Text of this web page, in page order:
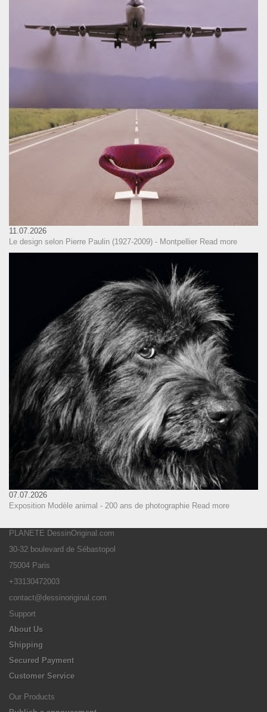
11.07.2026
Le design selon Pierre Paulin (1927-2009) - Montpellier Read more
07.07.2026
Exposition Modèle animal - 200 ans de photographie Read more
PLANETE DessinOriginal.com
30-32 boulevard de Sébastopol
75004 Paris
+33130472003
contact@dessinoriginal.com
Support
About Us
Shipping
Secured Payment
Customer Service
Our Products